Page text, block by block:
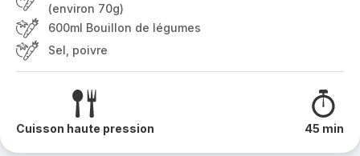
(environ 70g)
600ml Bouillon de légumes
Sel, poivre
Cuisson haute pression 45 min